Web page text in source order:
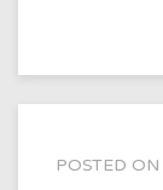
POSTED ON